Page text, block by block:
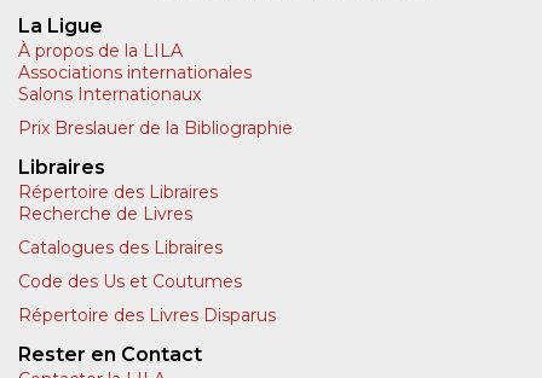
La Ligue
À propos de la LILA
Associations internationales
Salons Internationaux
Prix Breslauer de la Bibliographie
Libraires
Répertoire des Libraires
Recherche de Livres
Catalogues des Libraires
Code des Us et Coutumes
Répertoire des Livres Disparus
Rester en Contact